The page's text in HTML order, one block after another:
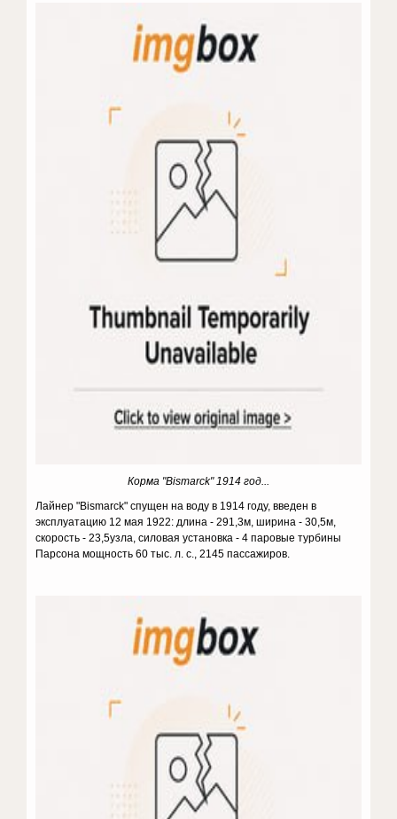
Корма "Bismarck" 1914 год...
Лайнер"Bismarck" спущен на воду в 1914 году, введен в
эксплуатацию 12 мая 1922: длина - 291,3м, ширина - 30,5м,
скорость - 23,5узла, силовая установка - 4 паровые турбины
Парсона мощность 60 тыс. л. с., 2145 пассажиров.